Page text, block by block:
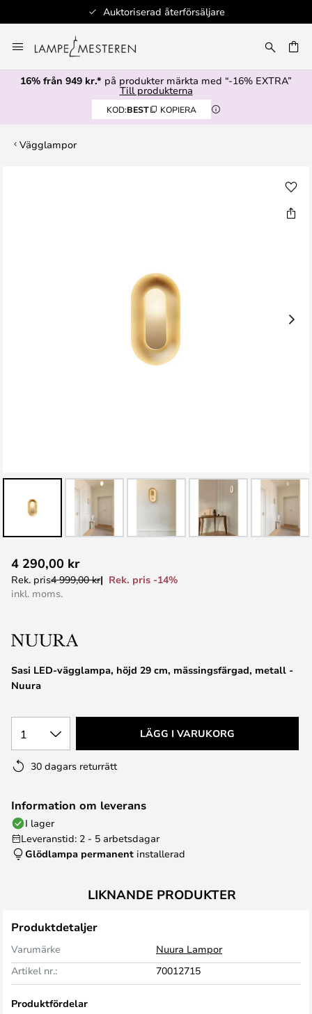
Lagerartiklar skickas inom 1
till
innehållet
16% från 949 kr.* på produkter märkta med “-16% EXTRA”
Till produkterna
KOD:BEST KOPIERA
Vägglampor
till
början
Sasi LED-vägglampa, höjd 29 cm, mässingsfärgad, metall -
Nuura
4 290,00 kr
Rek. pris4 999,00 kr
Rek. pris -14%
inkl. moms.
1 LÄGG I VARUKORG
30 dagars returrätt
Information om leverans
I lager
Leveranstid: 2 - 5 arbetsdagar
Glödlampa permanent installerad
LIKNANDE PRODUKTER
Produktdetaljer
Varumärke
Nuura Lampor
Artikel nr.:
70012715
Produktfördelar